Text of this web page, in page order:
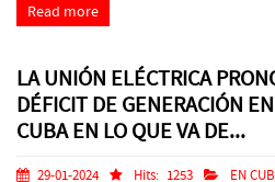
Read more
LA UNIÓN ELÉCTRICA
DÉFICIT DE GENERACIÓN
CUBA EN LO QUE VA DE...
29-01-2024 Hits: 1253 EN